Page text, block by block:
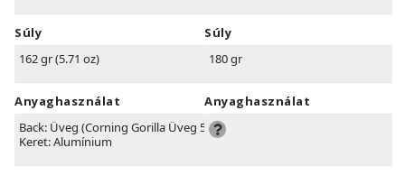
Súly
162 gr (5.71 oz)
Anyaghasználat
Back: Üveg (Corning Gorilla Üveg 5)
Keret: Alumínium
Súly
180 gr
Anyaghasználat